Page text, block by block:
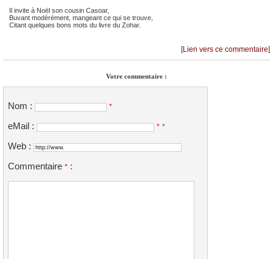
Il invite à Noël son cousin Casoar,
Buvant modérément, mangeant ce qui se trouve,
Citant quelques bons mots du livre du Zohar.
[Lien vers ce commentaire]
Votre commentaire :
Nom : *
eMail : * *
Web :
Commentaire * :